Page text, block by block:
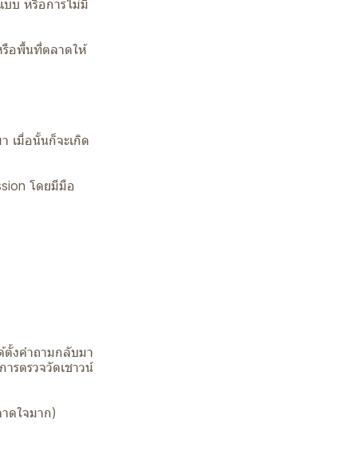
บบ หรือการไม่มี
รือพื้นที่ตลาดให้
เมื่อนั้นก็จะเกิด
โดยมีมือ
งคำถามกลับมา
รตรวจวัดเชาวน์
ดใจมาก)